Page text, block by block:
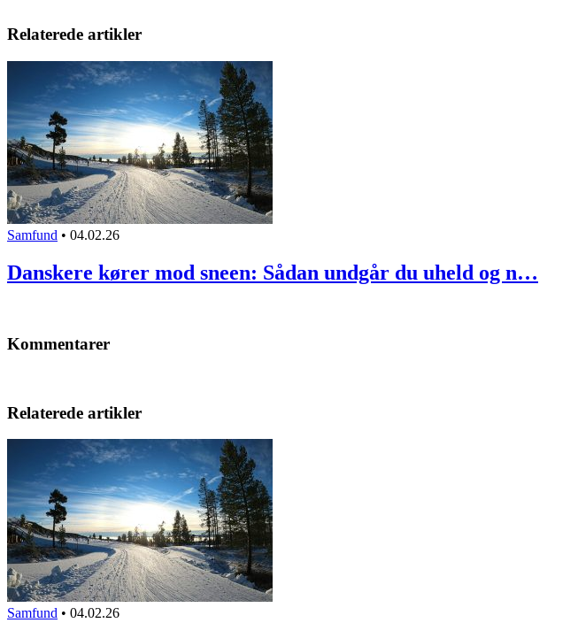
Relaterede artikler
Samfund • 04.02.26
Danskere kører mod sneen: Sådan undgår du uheld og n…
Kommentarer
Relaterede artikler
Samfund • 04.02.26